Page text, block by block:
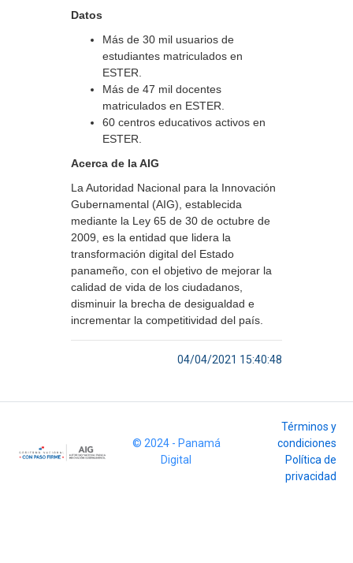
Datos
Más de 30 mil usuarios de
estudiantes matriculados en
ESTER.
Más de 47 mil docentes
matriculados en ESTER.
60 centros educativos activos en
ESTER.
Acerca de la AIG
La Autoridad Nacional para la Innovación
Gubernamental (AIG), establecida
mediante la Ley 65 de 30 de octubre de
2009, es la entidad que lidera la
transformación digital del Estado
panameño, con el objetivo de mejorar la
calidad de vida de los ciudadanos,
disminuir la brecha de desigualdad e
incrementar la competitividad del país.
04/04/2021 15:40:48
© 2024 - Panamá
Digital
Términos y
condiciones
Política de
privacidad